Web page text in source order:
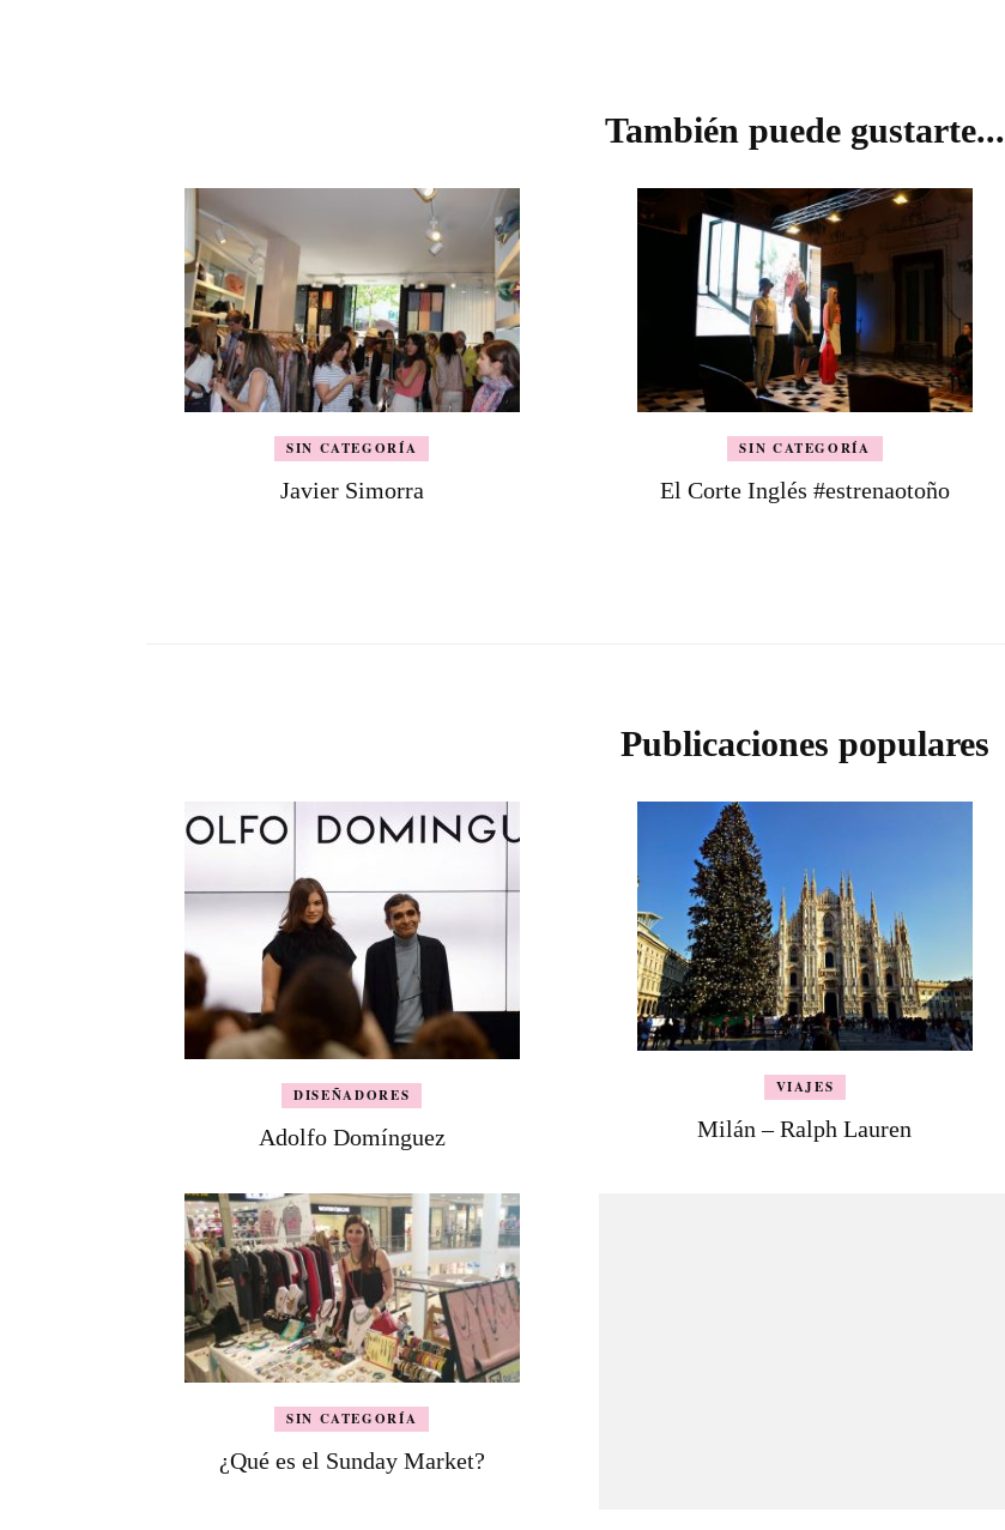
También puede gustarte...
SIN CATEGORÍA
Javier Simorra
SIN CATEGORÍA
El Corte Inglés #estrenaotoño
Publicaciones populares
DISEÑADORES
Adolfo Domínguez
VIAJES
Milán – Ralph Lauren
SIN CATEGORÍA
¿Qué es el Sunday Market?